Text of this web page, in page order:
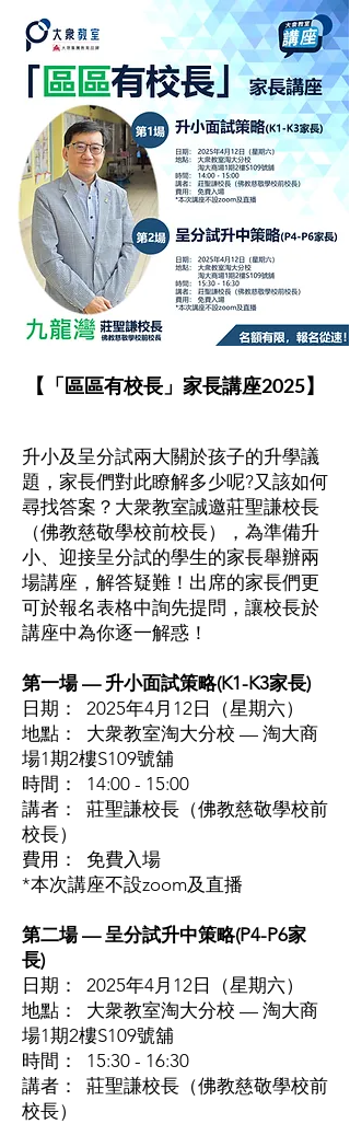
【「區區有校長」家長講座2025】
升小及呈分試兩大關於孩子的升學議
題，家長們對此瞭解多少呢?又該如何
尋找答案？大衆教室誠邀莊聖謙校長
（佛教慈敬學校前校長），為準備升
小、迎接呈分試的學生的家長舉辦兩
場講座，解答疑難！出席的家長們更
可於報名表格中詢先提問，讓校長於
講座中為你逐一解惑！
第一場 — 升小面試策略(K1-K3家長)
日期： 2025年4月12日（星期六）
地點： 大衆教室淘大分校 — 淘大商
場1期2樓S109號舖
時間： 14:00 - 15:00
講者： 莊聖謙校長（佛教慈敬學校前
校長）
費用： 免費入場
*本次講座不設zoom及直播
第二場 — 呈分試升中策略(P4-P6家
長)
日期： 2025年4月12日（星期六）
地點： 大衆教室淘大分校 — 淘大商
場1期2樓S109號舖
時間： 15:30 - 16:30
講者： 莊聖謙校長（佛教慈敬學校前
校長）